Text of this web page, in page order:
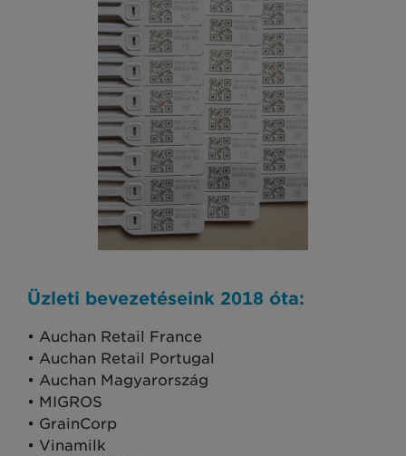
Üzleti bevezetéseink 2018 óta:
• Auchan Retail France
• Auchan Retail Portugal
• Auchan Magyarország
• MIGROS
• GrainCorp
• Vinamilk